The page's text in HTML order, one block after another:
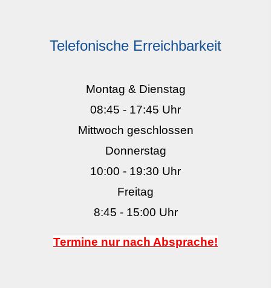
Telefonische Erreichbarkeit
Montag & Dienstag
08:45 - 17:45 Uhr
Mittwoch geschlossen
Donnerstag
10:00 - 19:30 Uhr
Freitag
8:45 - 15:00 Uhr
Termine nur nach Absprache!